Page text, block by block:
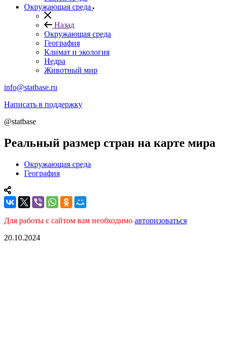
Окружающая среда
Назад
Окружающая среда
География
Климат и экология
Недра
Животный мир
info@statbase.ru
Написать в поддержку
@statbase
Реальный размер стран на карте мира
Окружающая среда
География
Для работы с сайтом вам необходимо авторизоваться
20.10.2024